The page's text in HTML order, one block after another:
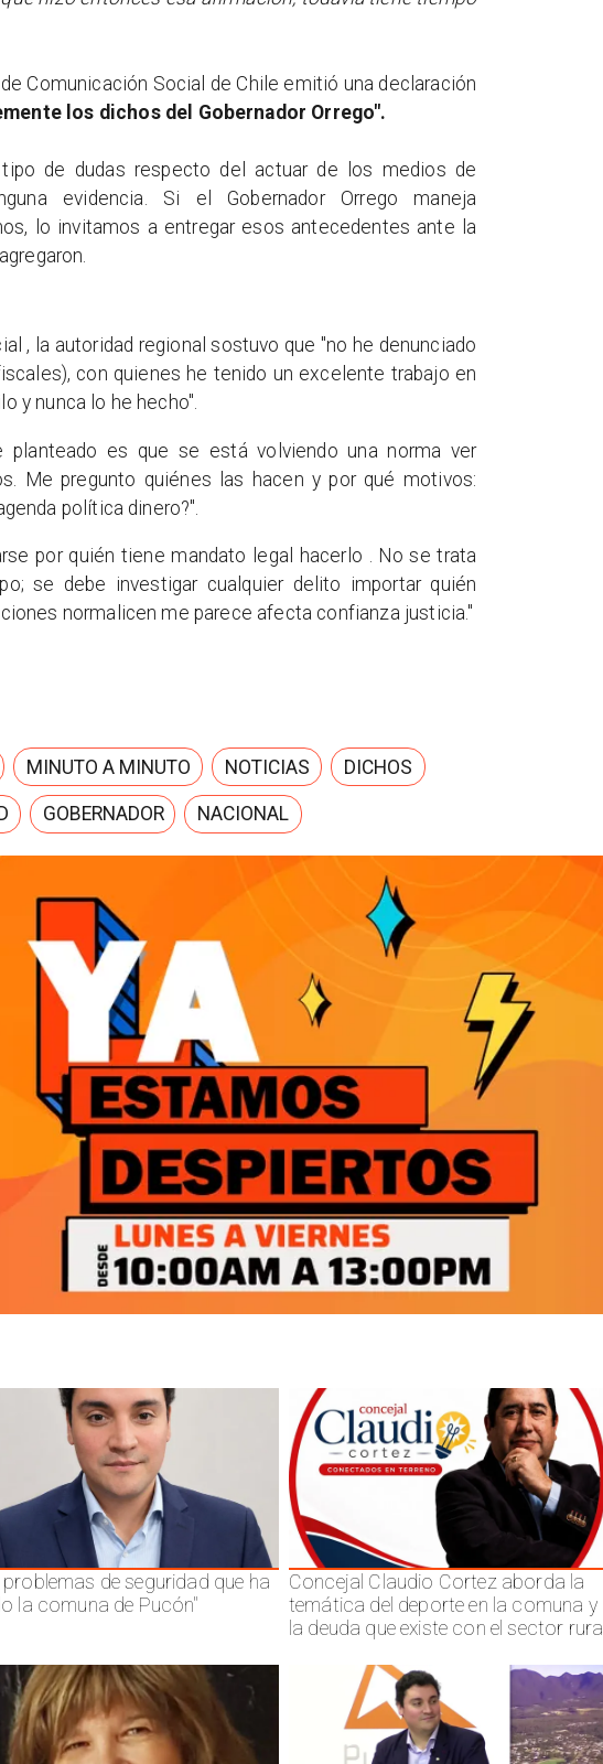
Comunicación Social de Chile emitió una declaración
los dichos del Gobernador Orrego".
de dudas respecto del actuar de los medios de
evidencia. Si el Gobernador Orrego maneja
lo invitamos a entregar esos antecedentes ante la
, la autoridad regional sostuvo que "no he denunciado
con quienes he tenido un excelente trabajo en
y nunca lo he hecho".
planteado es que se está volviendo una norma ver
Me pregunto quiénes las hacen y por qué motivos:
política dinero?".
por quién tiene mandato legal hacerlo . No se trata
se debe investigar cualquier delito importar quién
normalicen me parece afecta confianza justicia."
MINUTO A MINUTO NOTICIAS DICHOS
GOBERNADOR NACIONAL
de seguridad que ha
la comuna de Pucón"
Concejal Claudio Cortez aborda la
temática del deporte en la comuna y
la deuda que existe con el sector rural